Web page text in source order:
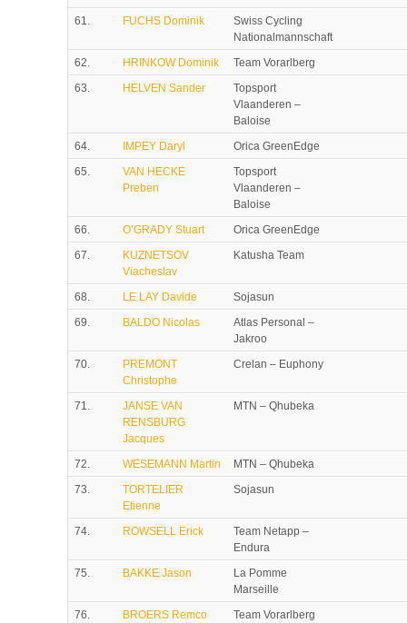
61.
FUCHS Dominik
Swiss Cycling
Nationalmannschaft
62.
HRINKOW Dominik
Team Vorarlberg
63.
HELVEN Sander
Topsport
Vlaanderen –
Baloise
64.
IMPEY Daryl
Orica GreenEdge
65.
VAN HECKE
Preben
Topsport
Vlaanderen –
Baloise
66.
O’GRADY Stuart
Orica GreenEdge
67.
KUZNETSOV
Viacheslav
Katusha Team
68. LE LAY Davide
Sojasun
69.
BALDO Nicolas
Atlas Personal –
Jakroo
70.
PREMONT
Christophe
Crelan – Euphony
71.
JANSE VAN
RENSBURG
Jacques
MTN – Qhubeka
72. WESEMANN Martin
MTN – Qhubeka
73.
TORTELIER
Etienne
Sojasun
74. ROWSELL Erick
Team Netapp –
Endura
75.
BAKKE Jason
La Pomme
Marseille
76.
BROERS Remco
Team Vorarlberg